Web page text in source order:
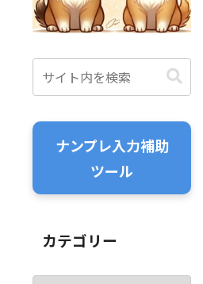
ナンプレ入力補助
ツール
カテゴリー